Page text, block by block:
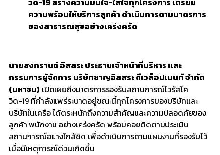
วิด-19 สร้างความมั่นใจ-ใส่ใจทุกโครงการ เตรียม
ความพร้อมให้บริการลูกค้า ดำเนินการตามมาตรการ
ของสาธารณสุขอย่างเคร่งครัด
นายสงกรานต์ อิสสระ ประธานเจ้าหน้าที่บริหาร และ
กรรมการผู้จัดการ บริษัทชาญอิสสระ ดีเวล็อปเมนท์ จำกัด
(มหาชน) เปิดเผยถึงมาตรการรองรับสถานการณ์ไวรัสโค
วิด-19 ที่กำลังแพร่ระบาดอยู่ขณะนี้ทุกโครงการของบริษัทและ
บริษัทในเครือ ได้ตระหนักถึงความสำคัญและความปลอดภัยของ
ลูกค้า พนักงาน อย่างเคร่งครัด พร้อมคอยติดตามประเมิน
สถานการณ์อย่างใกล้ชิด เพื่อดำเนินการตามแผนงานที่รองรับไว้
เมื่อมีเหตุการณ์ด่วนเกิดขึ้น